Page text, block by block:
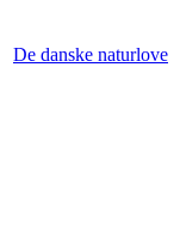
De danske naturlove